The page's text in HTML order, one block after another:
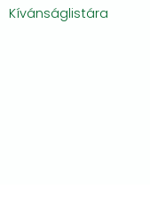
Kívánságlistára